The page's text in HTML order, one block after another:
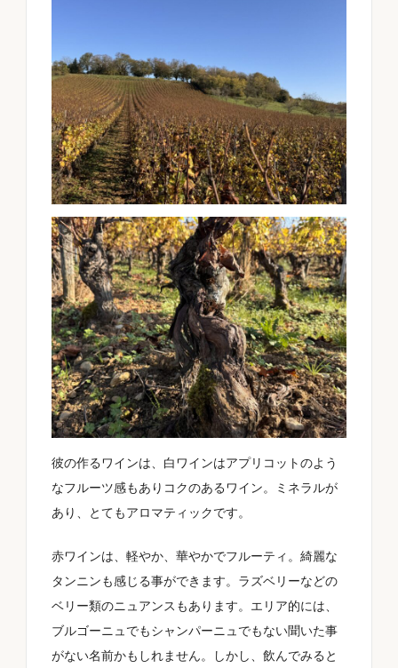
彼の作るワインは、白ワインはアプリコットのよう
なフルーツ感もありコクのあるワイン。ミネラルが
あり、とてもアロマティックです。
赤ワインは、軽やか、華やかでフルーティ。綺麗な
タンニンも感じる事ができます。ラズベリーなどの
ベリー類のニュアンスもあります。エリア的には、
ブルゴーニュでもシャンパーニュでもない聞いた事
がない名前かもしれません。しかし、飲んでみると